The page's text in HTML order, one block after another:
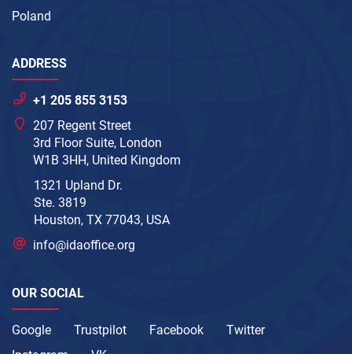
Poland
ADDRESS
+1 205 855 3153
207 Regent Street
3rd Floor Suite, London
W1B 3HH, United Kingdom
1321 Upland Dr.
Ste. 3819
Houston, TX 77043, USA
info@idaoffice.org
OUR SOCIAL
Google Trustpilot Facebook
Twitter